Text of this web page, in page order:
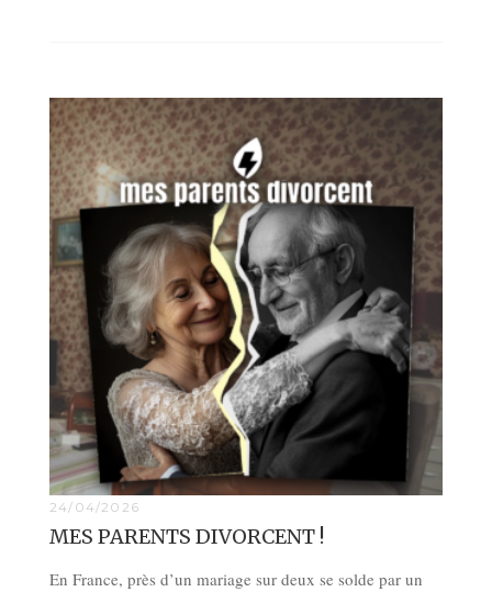
24/04/2026
MES PARENTS DIVORCENT !
En France, près d’un mariage sur deux se solde par un